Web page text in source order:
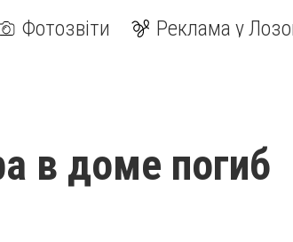
Фотозвіти Реклама у
в доме погиб